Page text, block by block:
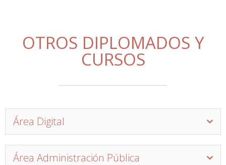
OTROS DIPLOMADOS Y
CURSOS
Área Digital
Área Administración Pública